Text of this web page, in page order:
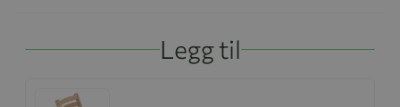
Legg til